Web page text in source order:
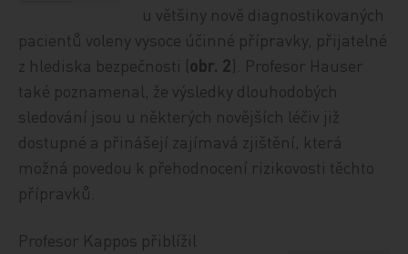
u většiny nově diagnostikovaných
pacientů voleny vysoce účinné přípravky, přijatelné
z hlediska bezpečnosti (obr. 2). Profesor Hauser
také poznamenal, že výsledky dlouhodobých
sledování jsou u některých novějších léčiv již
dostupné a přinášejí zajímavá zjištění, která
možná povedou k přehodnocení rizikovosti těchto
přípravků.
Profesor Kappos přiblížil